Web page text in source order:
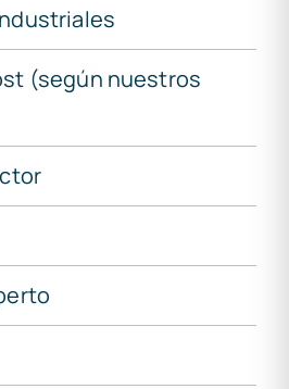
(según nuestros